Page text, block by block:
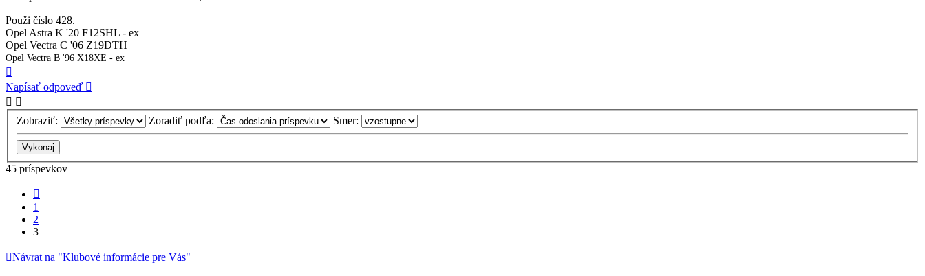
Použi číslo 428.
Opel Astra K '20 F12SHL - ex
Opel Vectra C '06 Z19DTH
Opel Vectra B '96 X18XE - ex
Napísať odpoveď
Zobraziť: Zoradiť podľa: Smer:
45 príspevkov
1
2
3
Návrat na "Klubové informácie pre Vás"